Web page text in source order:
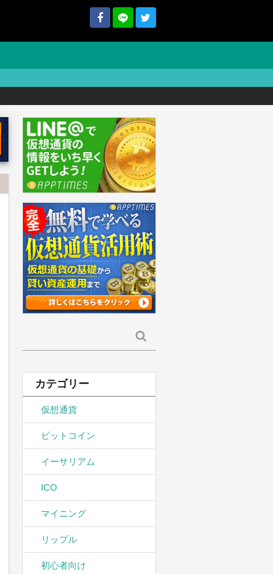
索:
カテゴリー
仮想通貨
ビットコイン
イーサリアム
ICO
マイニング
リップル
初心者向け